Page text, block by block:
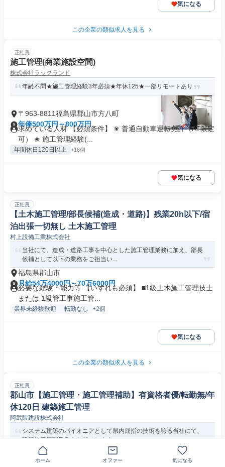
気になる
この企業の類似求人を見る
正社員
施工管理(商業施設空間)
株式会社ラックランド
年齢不問★施工管理経験3年必須★年休125★一部リモートあり
〒963-8811福島県郡山市方八町
年俸500万円～800万円
求めている人材 【必須条件】 ✬ 普通自動車運転免許（AT限定
可） ✬ 施工管理経験(...
年間休日120日以上 +18個
気になる
正社員
【土木施工管理/部長候補(造成・道路)】残業20h以下/宿
泊出張一切無し 土木施工管理
村上設備工業株式会社
当社にて、造成・道路工事を中心とした施工管理業務に加え、部長
候補として以下の業務をご担当い...
福島県郡山市
月給54万4000円～70万6000円
必要な経験・能力等 【いずれも必須】 ■1級土木施工管理技士
または 1級管工事施工管...
業界未経験歓迎 転勤なし +2個
気になる
この企業の類似求人を見る
正社員
郡山市【施工管理・施工管理補助】有資格者優/転勤無/年
休120日 建築施工管理
阿武隈建設株式会社
システム建築のパイオニアとして県内屈指の技術を誇る当社にて、
建築施工管理業務をお任せします...
福島県郡山市
月給34万5000円～40万円
ホーム オファー 気になる